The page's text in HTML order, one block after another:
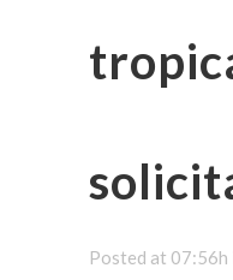
Posted at 07:56h